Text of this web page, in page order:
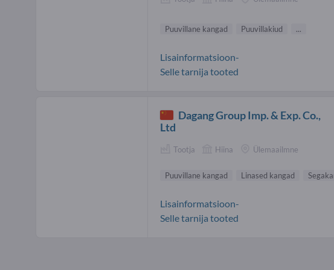
Puuvillane kangad Puuvillakiud ...
Lisainformatsioon-
Selle tarnija tooted
Dagang Group Imp. & Exp. Co.,
Ltd
Tootja Hiina Ülemaailmne
Puuvillane kangad Linased kangad
Lisainformatsioon-
Selle tarnija tooted